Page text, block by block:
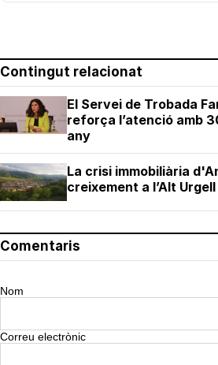
Contingut relacionat
El Servei de Trobada
reforça l’atenció amb
any
La crisi immobiliària
creixement a l’Alt
Comentaris
Nom
Correu electrònic